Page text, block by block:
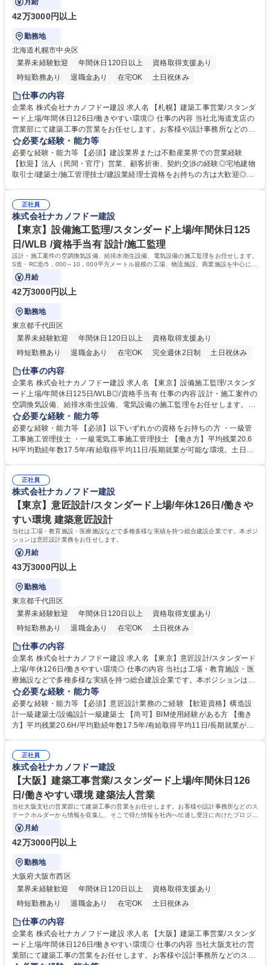
月給
42万3000円以上
勤務地
北海道札幌市中央区
業界未経験歓迎
年間休日120日以上
資格取得支援あり
時短勤務あり
退職金あり 在宅OK 土日祝休み
仕事の内容
企業名 株式会社ナカノフドー建設 求人名 【札幌】建築工事営業/スタンダ
ード上場/年間休日126日/働きやすい環境◎ 仕事の内容 当社北海道支店の
営業部にて建築工事の営業をお任せします。お客様や設計事務所などのス
テークホルダーから情報を収集し、そこで得た情報を社内へ伝達し受注に
向けたプロジェクトを取りまとめます。受注後は関係各 所のフォローに従
事いただきます。※変更の範囲:会社の定める業務 ◎年齢や階層に応じた
研修制度が充実しております。資格支援制度もあり、社員ひとりひとりの
となるため、ゆくゆくは海外建設にも携われるチャンスもございます。 募
集職種 【札幌】建築工事営業/スタンダード上場/年間休日126日/働きやす
い環境◎
必要な経験・能力等
必要な経験・能力等 【必須】建設業界または不動産業界での営業経験
【歓迎】法人（民間・官庁）営業、顧客折衝、契約交渉の経験◎宅地建物
取引士/建築士/施工管理技士/建設業経理士資格をお持ちの方は大歓迎◎
会議事堂や日枝神社、浅草寺などの日本を代表する歴史的建造物や、地域
密着の人気ショッピングセンター、海外事業においては、1970年代にシ
ンガポール/アルジェリアでの建設技術協力からスタートし、ホテルや商業
施設の建設/開発プロジェクトなどを手掛けてきました。 学歴・資格 学
歴：大学院 大学 高専 短大 専修学校 高校 語学力： 資格：第一種運転免許
普通自動車 1級建築施工管理技士 一級建築士
正社員
株式会社ナカノフドー建設
【東京】設備施工監理/スタンダード上場/年間休日125
日/WLB /資格手当有 設計/施工監理
設計・施工案件の空調換気設備、給排水衛生設備、電気設備の施工監理をお任せします。
S造・RC造/5，000～10，000平方メートル規模の工場、物流施設、商業施設を中心にマ
ンション等もお任せする場合があります。
月給
42万3000円以上
勤務地
東京都千代田区
業界未経験歓迎
年間休日120日以上
資格取得支援あり
時短勤務あり
退職金あり 在宅OK 完全週休2日制 土日祝休み
仕事の内容
企業名 株式会社ナカノフドー建設 求人名 【東京】設備施工監理/スタンダ
ード上場/年間休日125日/WLB◎/資格手当有 仕事の内容 設計・施工案件の
空調換気設備、給排水衛生設備、電気設備の施工監理をお任せします。S
造・RC造/5，000～10，000平方メートル規模の工場、物流施設、商業施
設を中心にマンション等もお任せする場合があります。 ※勤務は外勤と内
勤半々程度の割合です。 【研修制度】年齢や階層に応じた研修制度、資格
支援制度有◎ 【グローバルに活躍できる環境】売上の約3～4割が海外建
環境を提供することに注力、公的機関から認定を受けました。 募集職種
【東京】設備施工監理/スタンダード上場/年間休日125日/WLB◎/資格手当
有
必要な経験・能力等
必要な経験・能力等 【必須】以下いずれかの資格をお持ちの方 ・一級管
工事施工管理技士 ・一級電気工事施工管理技士 【働き方】平均残業20.6
H/平均勤続年数17.5年/有給取得平均11日/長期就業が可能な環境。土日出
に応じた研修制度が充実、資格支援制度もあり。社員ひとりひとりのスキ
ルアップを後押ししています。 学歴・資格 学歴：大学院 大学 高専 短大
専修学校 高校 語学力： 資格：1級電気工事施工管理技士 1級管工事施工管
理技士
正社員
株式会社ナカノフドー建設
【東京】意匠設計/スタンダード上場/年休126日/働きや
すい環境 建築意匠設計
当社は工場・教育施設・医療施設などで多種多様な実績を持つ総合建設企業です。本ポジ
ションは意匠設計業務をお任せします。
月給
43万3000円以上
勤務地
東京都千代田区
業界未経験歓迎
年間休日120日以上
資格取得支援あり
時短勤務あり
退職金あり 在宅OK 土日祝休み
仕事の内容
企業名 株式会社ナカノフドー建設 求人名 【東京】意匠設計/スタンダード
上場/年休126日/働きやすい環境◎ 仕事の内容 当社は工場・教育施設・医
療施設などで多種多様な実績を持つ総合建設企業です。本ポジションは意
匠設計業務をお任せします。 【詳細】■企画設計の立案 ■コンペ物件プレ
ゼン資料の作成 ■実施設計（図面作成）■確認申請業務 ■工事監理業務 な
ど 【実績】国会議事堂や日枝神社、浅草寺などの日本を代表する歴史的建
造物や、地域密着の人気ショッピングセンター、海外事業においては、19
集職種 【東京】意匠設計/スタンダード上場/年休126日/働きやすい環境◎
必要な経験・能力等
必要な経験・能力等 【必須】意匠設計業務のご経験 【歓迎資格】構造設
計一級建築士/設備設計一級建築士 【尚可】BIM使用経験がある方 【働き
方】平均残業20.6H/平均勤続年数17.5年/有給取得平均11日/長期就業が可
た研修制度】階層等に応じた研修制度が充実、資格支援制度もあり。社員
ひとりひとりのスキルアップを後押ししています。 学歴・資格 学歴：大
学院 大学 高専 短大 専修学校 高校 語学力： 資格：一級建築士
正社員
株式会社ナカノフドー建設
【大阪】建築工事営業/スタンダード上場/年間休日126
日/働きやすい環境 建築法人営業
当社大阪支社の営業部にて建築工事の営業をお任せします。お客様や設計事務所などのス
テークホルダーから情報を収集し、そこで得た情報を社内へ伝達し受注に向けたプロジェ
クトを取りまとめます。受注後は関係各所
月給
42万3000円以上
勤務地
大阪府大阪市西区
業界未経験歓迎
年間休日120日以上
資格取得支援あり
時短勤務あり
退職金あり 在宅OK 土日祝休み
仕事の内容
企業名 株式会社ナカノフドー建設 求人名 【大阪】建築工事営業/スタンダ
ード上場/年間休日126日/働きやすい環境◎ 仕事の内容 当社大阪支社の営
業部にて建築工事の営業をお任せします。お客様や設計事務所などのステ